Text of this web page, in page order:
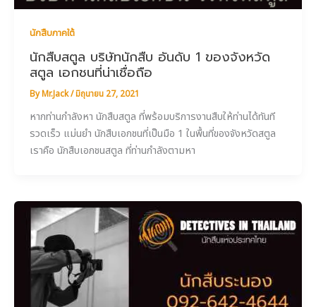
นักสืบภาคใต้
นักสืบสตูล บริษัทนักสืบ อันดับ 1 ของจังหวัด
สตูล เอกชนที่น่าเชื่อถือ
ByMr.Jack/มิถุนายน 27, 2021
หากท่านกำลังหา นักสืบสตูล ที่พร้อมบริการงานสืบให้ท่านได้ทันที
รวดเร็ว แม่นยำ นักสืบเอกชนที่เป็นมือ 1 ในพื้นที่ของจังหวัดสตูล
เราคือ นักสืบเอกชนสตูล ที่ท่านกำลังตามหา